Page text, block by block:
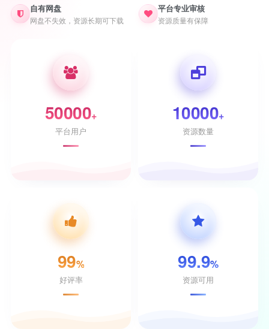
自有网盘
网盘不失效，资源长期可下载
平台专业审核
资源质量有保障
50000+
平台用户
10000+
资源数量
99%
好评率
99.9%
资源可用